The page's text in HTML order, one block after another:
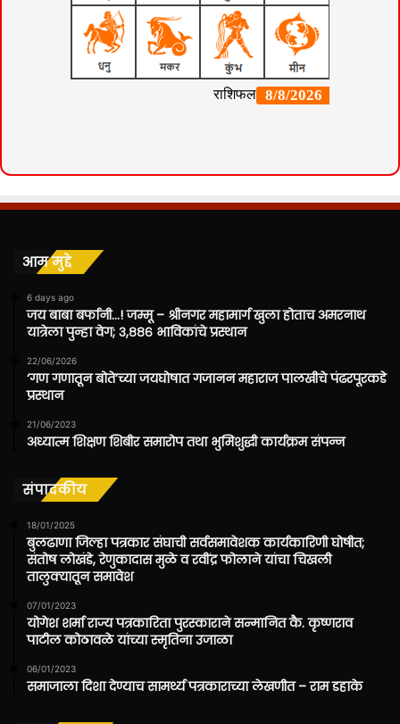
आम मुद्दे
6 days ago
जय बाबा बर्फानी…! जम्मू – श्रीनगर महामार्ग खुला होताच अमरनाथ
यात्रेला पुन्हा वेग; ३,८८६ भाविकांचे प्रस्थान
22/06/2026
‘गण गणातून बोते’च्या जयघोषात गजानन महाराज पालखीचे पंढरपूरकडे
प्रस्थान
21/06/2023
अध्यात्म शिक्षण शिबीर समारोप तथा भुमिशुद्धी कार्यक्रम संपन्न
संपादकीय
18/01/2025
बुलढाणा जिल्हा पत्रकार संघाची सर्वसमावेशक कार्यकारिणी घोषीत;
संतोष लोखंडे, रेणुकादास मुळे व रवींद्र फोलाने यांचा चिखली
तालुक्यातून समावेश
07/01/2023
योगेश शर्मा राज्य पत्रकारिता पुरस्काराने सन्मानित कै. कृष्णराव
पाटील कोठावळे यांच्या स्मृतिना उजाळा
06/01/2023
समाजाला दिशा देण्याच सामर्थ्य पत्रकाराच्या लेखणीत – राम डहाके